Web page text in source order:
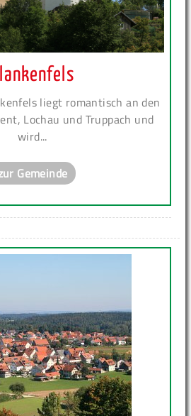
liegt romantisch an den
Lochau und Truppach und
wird...
Gemeinde